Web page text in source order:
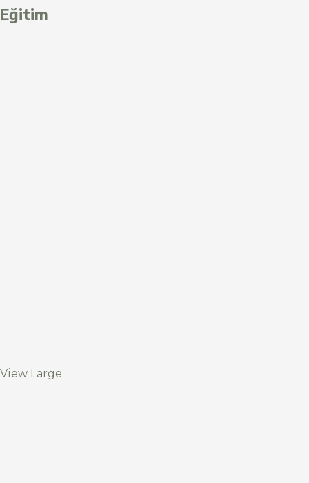
Eğitim
View Large